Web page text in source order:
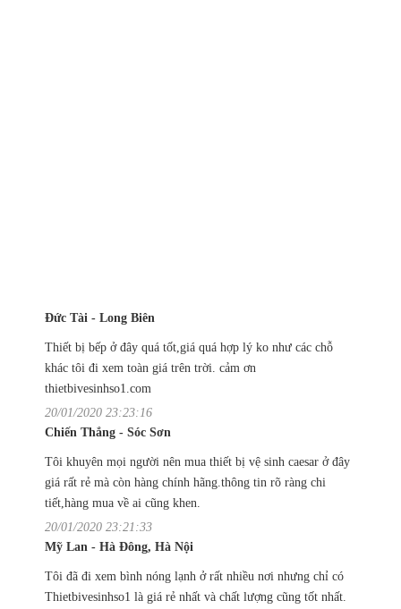
Đức Tài - Long Biên
Thiết bị bếp ở đây quá tốt,giá quá hợp lý ko như các chỗ
khác tôi đi xem toàn giá trên trời. cảm ơn
thietbivesinhso1.com
20/01/2020 23:23:16
Chiến Thắng - Sóc Sơn
Tôi khuyên mọi người nên mua thiết bị vệ sinh caesar ở đây
giá rất rẻ mà còn hàng chính hãng.thông tin rõ ràng chi
tiết,hàng mua về ai cũng khen.
20/01/2020 23:21:33
Mỹ Lan - Hà Đông, Hà Nội
Tôi đã đi xem bình nóng lạnh ở rất nhiều nơi nhưng chỉ có
Thietbivesinhso1 là giá rẻ nhất và chất lượng cũng tốt nhất.